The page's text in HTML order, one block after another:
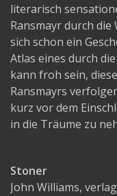
literarisch
Ransmayr durch die
sich schon ein
Atlas eines durch
kann froh sein,
Ransmayrs
kurz vor dem
in die Träume zu
Stoner
John Williams,